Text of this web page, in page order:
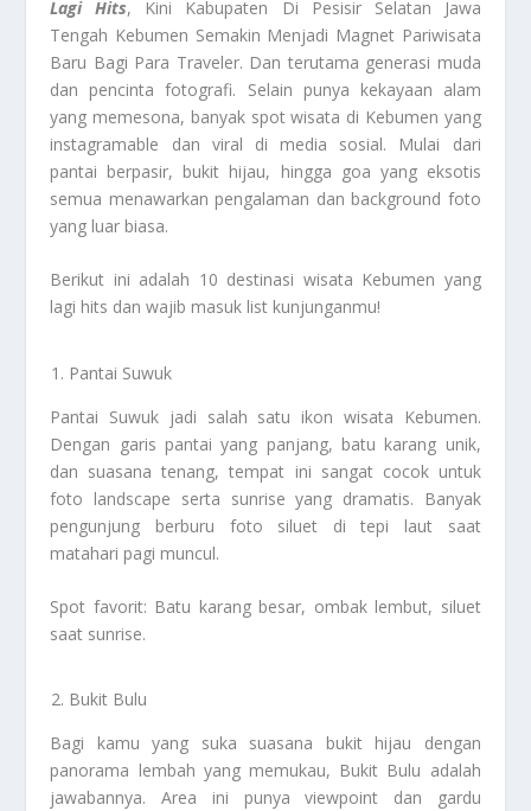
Lagi Hits, Kini Kabupaten Di Pesisir Selatan Jawa
Tengah Kebumen Semakin Menjadi Magnet Pariwisata
Baru Bagi Para Traveler. Dan terutama generasi muda
dan pencinta fotografi. Selain punya kekayaan alam
yang memesona, banyak spot wisata di Kebumen yang
instagramable dan viral di media sosial. Mulai dari
pantai berpasir, bukit hijau, hingga goa yang eksotis
semua menawarkan pengalaman dan background foto
yang luar biasa.
Berikut ini adalah 10 destinasi wisata Kebumen yang
lagi hits dan wajib masuk list kunjunganmu!
Pantai Suwuk
Pantai Suwuk jadi salah satu ikon wisata Kebumen.
Dengan garis pantai yang panjang, batu karang unik,
dan suasana tenang, tempat ini sangat cocok untuk
foto landscape serta sunrise yang dramatis. Banyak
pengunjung berburu foto siluet di tepi laut saat
matahari pagi muncul.
Spot favorit: Batu karang besar, ombak lembut, siluet
saat sunrise.
Bukit Bulu
Bagi kamu yang suka suasana bukit hijau dengan
panorama lembah yang memukau, Bukit Bulu adalah
jawabannya. Area ini punya viewpoint dan gardu